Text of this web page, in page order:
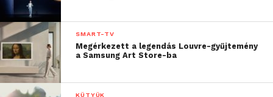
SMART-TV
Megérkezett a legendás Louvre-gyűjtemény
a Samsung Art Store-ba
KÜTYÜK